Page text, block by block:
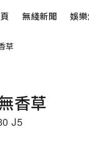
無綫新聞 娛
重溫 健康生活愛心基金
草
香草
J5